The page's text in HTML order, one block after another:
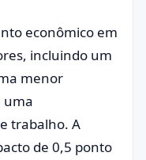
econômico em
incluindo um
menor
uma
trabalho. A
de 0,5 ponto